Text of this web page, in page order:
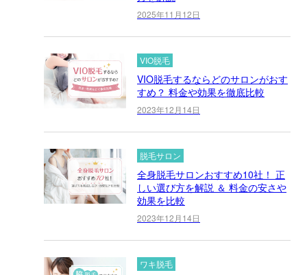
2025年11月12日
VIO脱毛
VIO脱毛するならどのサロンがおす
すめ？ 料金や効果を徹底比較
2023年12月14日
脱毛サロン
全身脱毛サロンおすすめ10社！ 正
しい選び方を解説 ＆ 料金の安さや
効果を比較
2023年12月14日
ワキ脱毛